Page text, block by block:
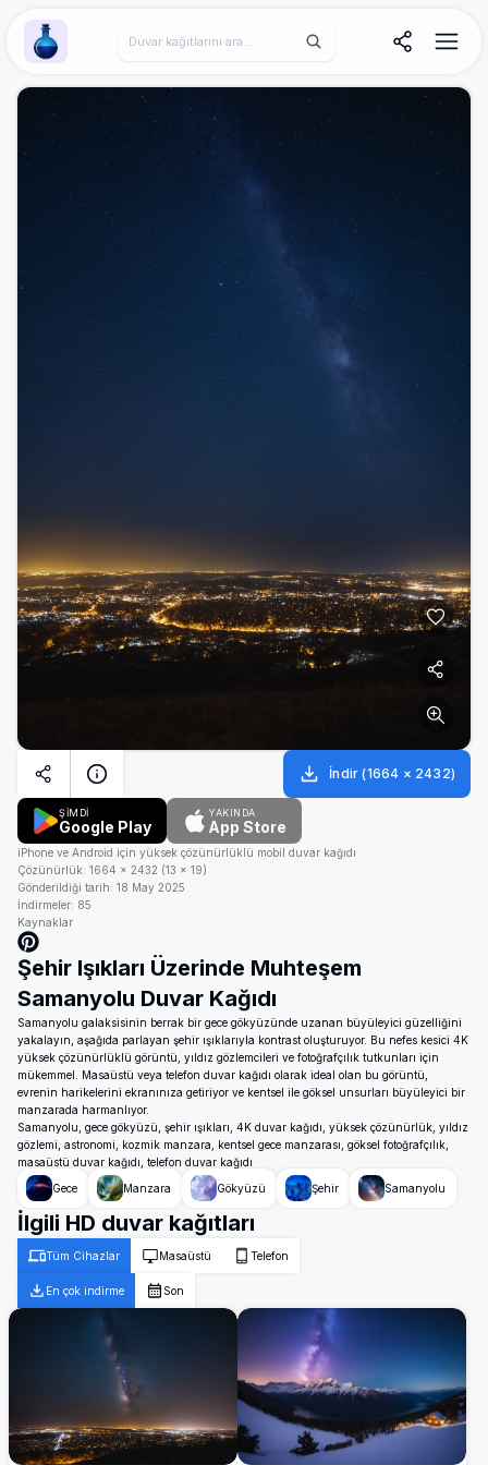
Wallpaper Alchemy
İndir (1664 × 2432)
ŞİMDİ
Google Play
YAKINDA
App Store
iPhone ve Android için yüksek çözünürlüklü mobil duvar kağıdı
Çözünürlük: 1664 × 2432 (13 × 19)
Gönderildiği tarih: 18 May 2025
İndirmeler: 85
Kaynaklar
Şehir Işıkları Üzerinde Muhteşem
Samanyolu Duvar Kağıdı
Samanyolu galaksisinin berrak bir gece gökyüzünde uzanan büyüleyici güzelliğini
yakalayın, aşağıda parlayan şehir ışıklarıyla kontrast oluşturuyor. Bu nefes kesici 4K
yüksek çözünürlüklü görüntü, yıldız gözlemcileri ve fotoğrafçılık tutkunları için
mükemmel. Masaüstü veya telefon duvar kağıdı olarak ideal olan bu görüntü,
evrenin harikelerini ekranınıza getiriyor ve kentsel ile göksel unsurları büyüleyici bir
manzarada harmanlıyor.
Samanyolu, gece gökyüzü, şehir ışıkları, 4K duvar kağıdı, yüksek çözünürlük, yıldız
gözlemi, astronomi, kozmik manzara, kentsel gece manzarası, göksel fotoğrafçılık,
masaüstü duvar kağıdı, telefon duvar kağıdı
Gece
Manzara Gökyüzü Şehir Samanyolu
İlgili HD duvar kağıtları
Tüm Cihazlar Masaüstü Telefon
En çok indirme Son